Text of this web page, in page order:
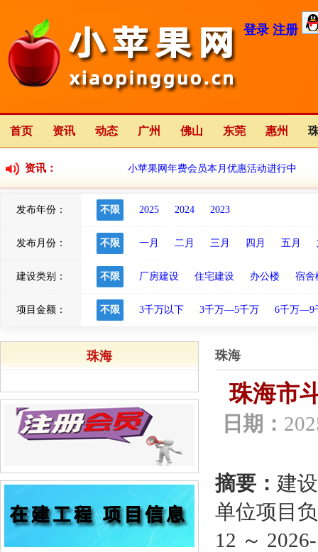
登录 注册
首页 资讯 动态 广州 佛山 东莞 惠州
资讯： 小苹果网年费会员本月优惠活动进行中
小苹果网全新改版中
发布年份： 不限 2025 2024 2023
发布月份： 不限 一月 二月 三月 四月 五月
建设类别： 不限 厂房建设 住宅建设 办公楼 宿舍
项目金额： 不限 3千万以下 3千万—5千万 6千万—9
珠海 珠海
珠海市
日期：
摘要： 建
单位项目
12 ～